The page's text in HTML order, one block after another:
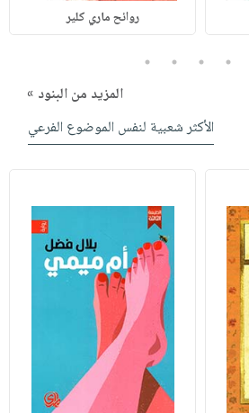
روائح ماري كلير
2
3
4
5
المزيد من البنود »
الأكثر شعبية لنفس الموضوع الفرعي